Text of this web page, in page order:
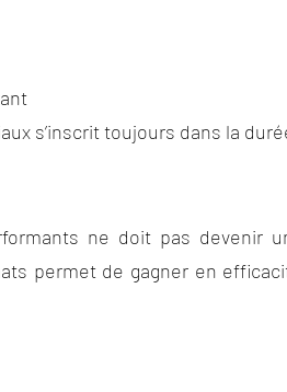
s’inscrit toujours dans la
ne doit pas devenir
permet de gagner en